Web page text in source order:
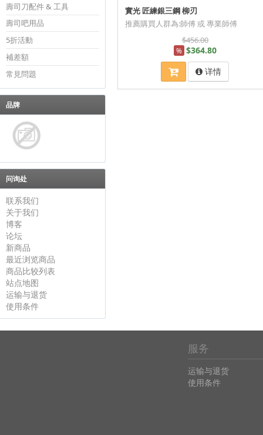
壽司刀配件 & 工具
壽司吧用品
5折活動
補差額
常見問題
品牌
问询处
联系我们
关于我们
博客
论坛
新商品
最近浏览商品
商品比较列表
站点地图
运输与退货
使用条件
實光 匠練銀三鋼 柳刃
推薦購買人群為:師傅 或 專業師傅
$456.00
% $364.80
详情
服务
运输与退货
使用条件